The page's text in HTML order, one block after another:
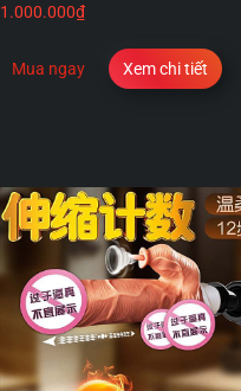
1.000.000₫
Mua ngay Xem chi tiết